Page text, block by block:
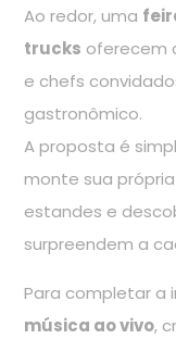
Ao redor, uma
trucks oferecem
e chefs
gastronômico.
A proposta é
monte sua
estandes e
surpreendem a
Para completar a
música ao vivo,